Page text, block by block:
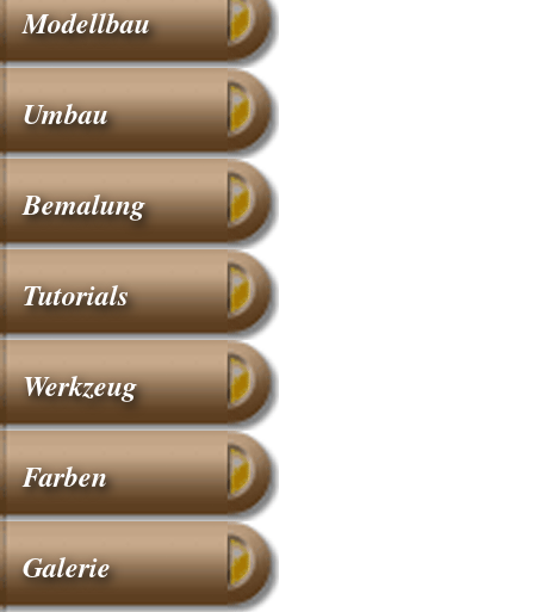
Modellbau
Umbau
Bemalung
Tutorials
Werkzeug
Farben
Galerie